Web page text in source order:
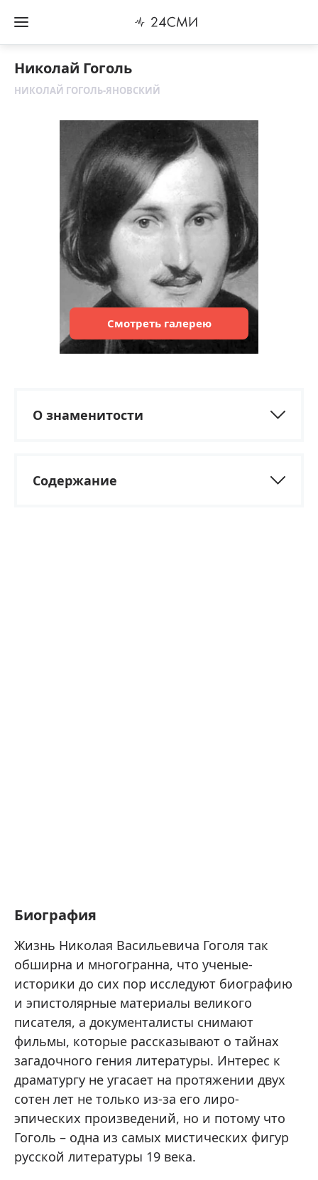
Николай Гоголь
НИКОЛАЙ ГОГОЛЬ-ЯНОВСКИЙ
Смотреть галерею
О знаменитости
Содержание
Биография
Жизнь Николая Васильевича Гоголя так
обширна и многогранна, что ученые-
историки до сих пор исследуют биографию
и эпистолярные материалы великого
писателя, а документалисты снимают
фильмы, которые рассказывают о тайнах
загадочного гения литературы. Интерес к
драматургу не угасает на протяжении двух
сотен лет не только из-за его лиро-
эпических произведений, но и потому что
Гоголь – одна из самых мистических фигур
русской литературы 19 века.